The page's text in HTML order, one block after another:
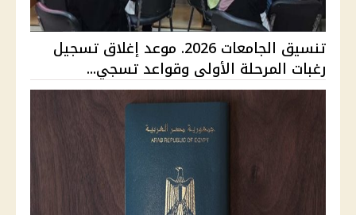
تنسيق الجامعات 2026. موعد إغلاق تسجيل
رغبات المرحلة الأولى وقواعد تسجي...